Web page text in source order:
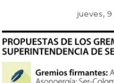
jueves,